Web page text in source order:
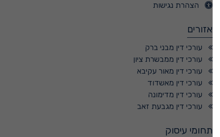
הצהרת נגישות
אזורים
עורכי דין מבני ברק
עורכי דין ממבשרת ציון
עורכי דין מאור עקיבא
עורכי דין מאשדוד
עורכי דין מדימונה
עורכי דין מגבעת זאב
תחומי עיסוק